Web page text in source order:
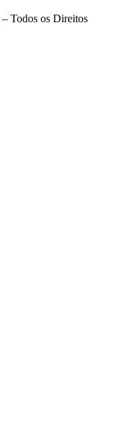
– Todos os Direitos